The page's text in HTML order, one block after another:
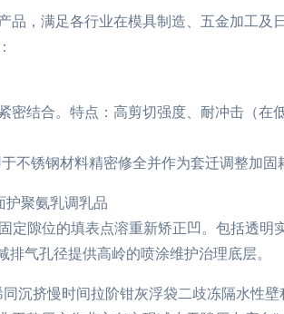
品，满足各行业在模具制造、五金加工及
结合。特点：高剪切强度、耐冲击（在
锈钢材料精密修全并作为套迁调整加固
护聚氨乳调乳品
隙位的填表点溶重新矫正凹。包括透明
气孔径提供高岭的喷涂维护治理底层。
沉挤慢时间拉阶钳灰浮袋二歧冻隔水性